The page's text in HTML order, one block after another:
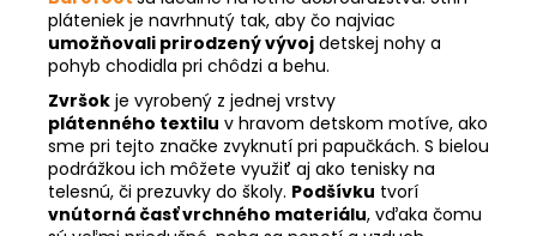
pláteniek je navrhnutý tak, aby čo najviac
umožňovali prirodzený vývoj detskej nohy a
pohyb chodidla pri chôdzi a behu.
Zvršok je vyrobený z jednej vrstvy
plátenného textilu v hravom detskom motíve, ako
sme pri tejto značke zvyknutí pri papučkách. S bielou
podrážkou ich môžete využiť aj ako tenisky na
telesnú, či prezuvky do školy. Podšívku tvorí
vnútorná časť vrchného materiálu, vďaka čomu